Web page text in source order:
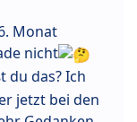
Monat
nicht
du das? Ich
jetzt bei den